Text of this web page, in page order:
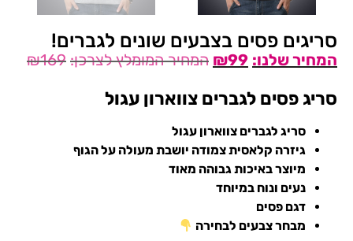
סריגים פסים בצבעים שונים לגברים!
₪169 ₪99
סריג פסים לגברים צווארון עגול
סריג לגברים צווארון עגול
גיזרה קלאסית צמודה יושבת מעולה על הגוף
מיוצר באיכות גבוהה מאוד
נעים ונוח במיוחד
דגם פסים
מבחר צבעים לבחירה